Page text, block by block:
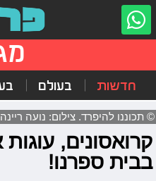
חדשות בעולם
© תכוננו להיפרד. צילום: נועה ריינה
קרואסונים,
בבית ספרנו!